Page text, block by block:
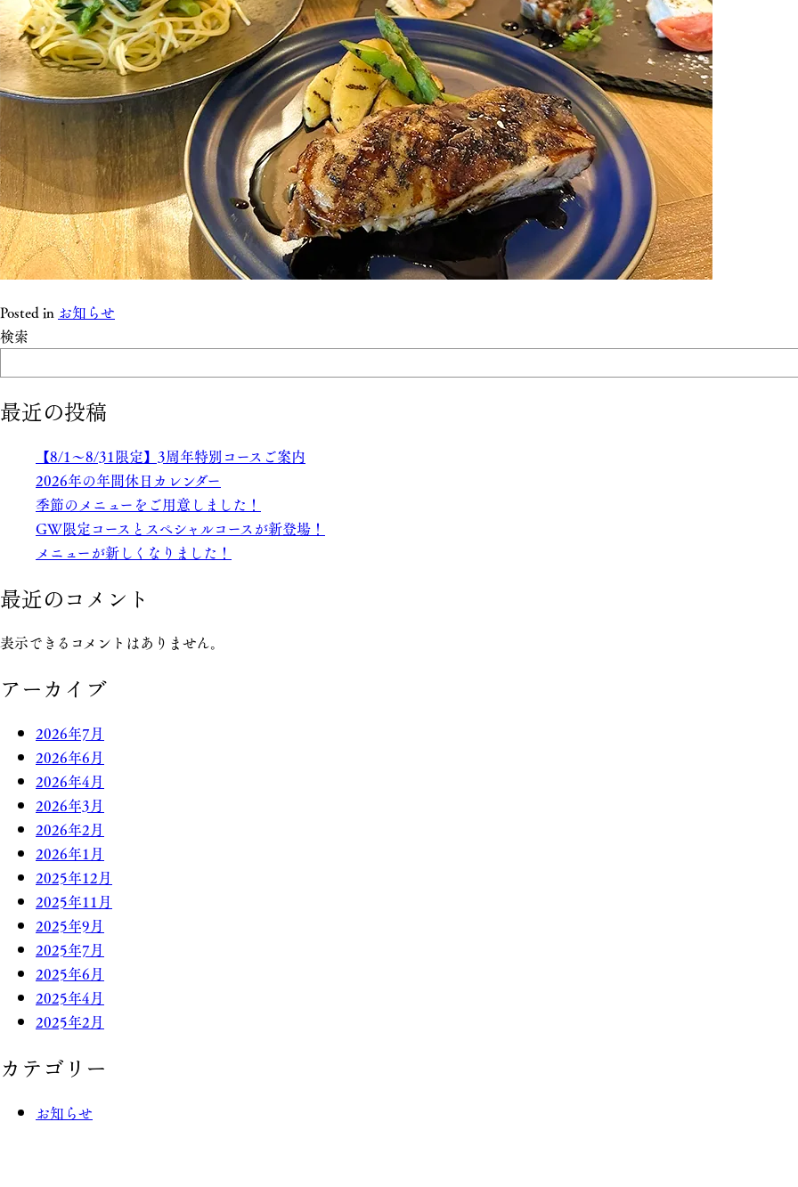
Posted in お知らせ
検索
最近の投稿
【8/1～8/31限定】3周年特別コースご案内
2026年の年間休日カレンダー
季節のメニューをご用意しました！
GW限定コースとスペシャルコースが新登場！
メニューが新しくなりました！
最近のコメント
表示できるコメントはありません。
アーカイブ
2026年7月
2026年6月
2026年4月
2026年3月
2026年2月
2026年1月
2025年12月
2025年11月
2025年9月
2025年7月
2025年6月
2025年4月
2025年2月
カテゴリー
お知らせ